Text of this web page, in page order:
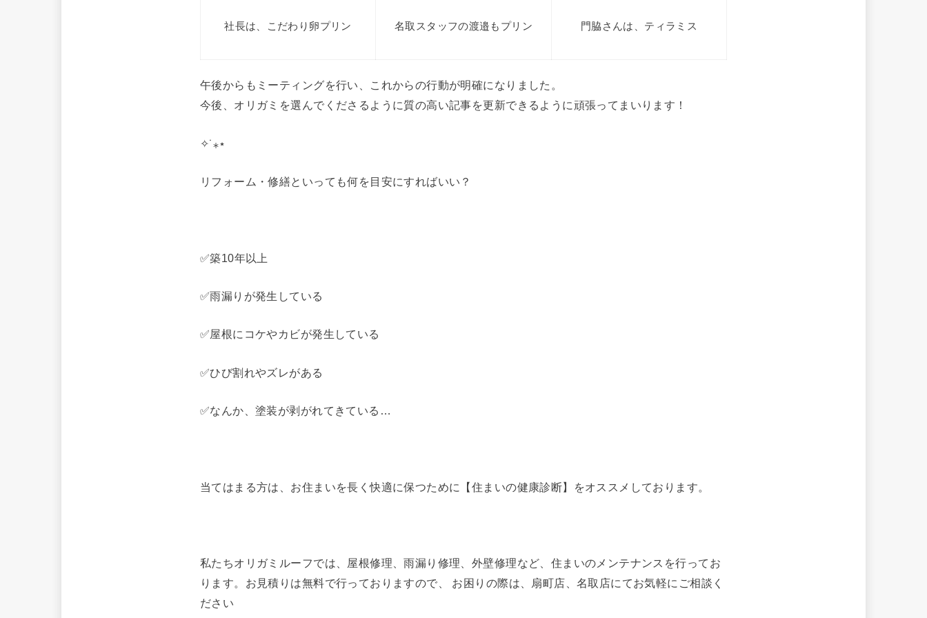
社長は、こだわり卵プリン 名取スタッフの渡邉もプリン 門脇さんは、ティラミス
午後からもミーティングを行い、これからの行動が明確になりました。
今後、オリガミを選んでくださるように質の高い記事を更新できるように頑張ってまいります！
✧˙⁎⋆
リフォーム・修繕といっても何を目安にすればいい？
✅築10年以上
✅雨漏りが発生している
✅屋根にコケやカビが発生している
✅ひび割れやズレがある
✅なんか、塗装が剥がれてきている…
当てはまる方は、お住まいを長く快適に保つために【住まいの健康診断】をオススメしております。
私たちオリガミルーフでは、屋根修理、雨漏り修理、外壁修理など、住まいのメンテナンスを行ってお
ります。お見積りは無料で行っておりますので、 お困りの際は、扇町店、名取店にてお気軽にご相談く
ださい